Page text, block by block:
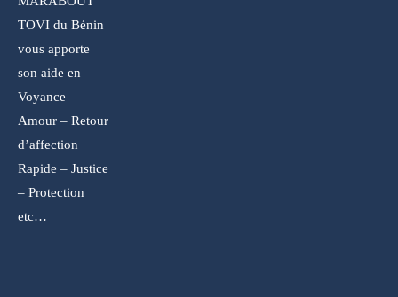
TOVI du Bénin
vous apporte
son aide en
Voyance –
Amour – Retour
d’affection
Rapide – Justice
– Protection
etc…